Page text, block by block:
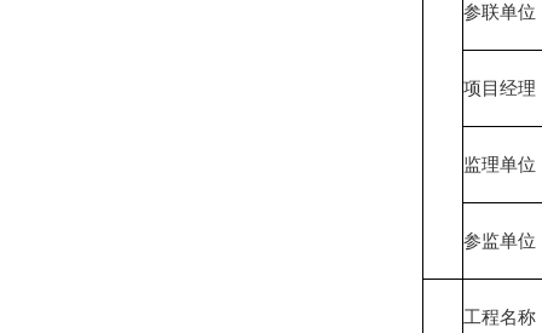
参联单位
项目经理
监理单位
参监单位
工程名称